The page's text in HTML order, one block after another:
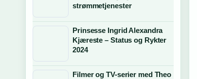
strømmetjenester
Prinsesse Ingrid Alexandra
Kjæreste – Status og Rykter
2024
Filmer og TV-serier med Theo